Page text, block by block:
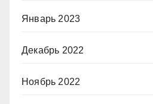
Январь 2023
Декабрь 2022
Ноябрь 2022